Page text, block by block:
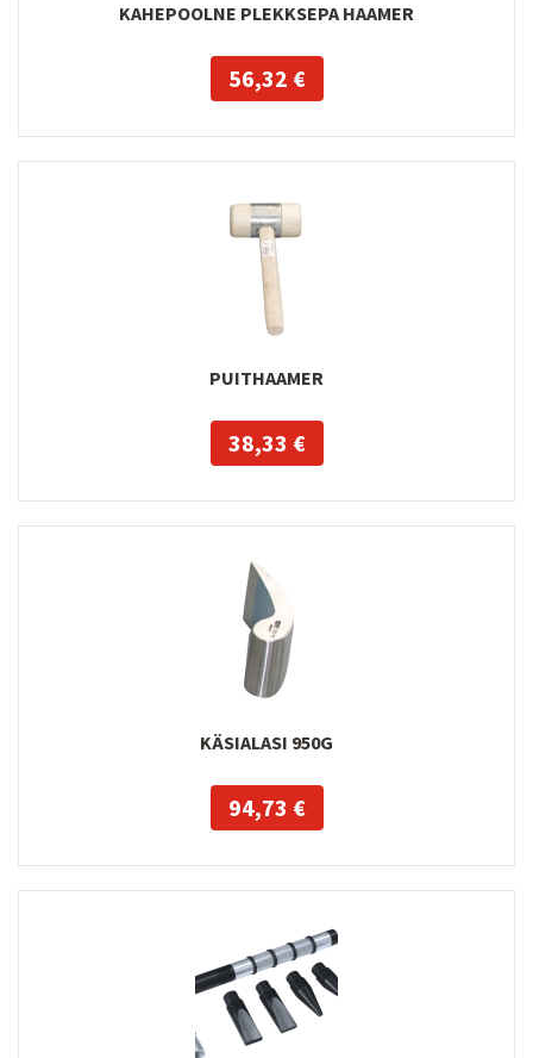
KAHEPOOLNE PLEKKSEPA HAAMER
56,32 €
PUITHAAMER
38,33 €
KÄSIALASI 950G
94,73 €